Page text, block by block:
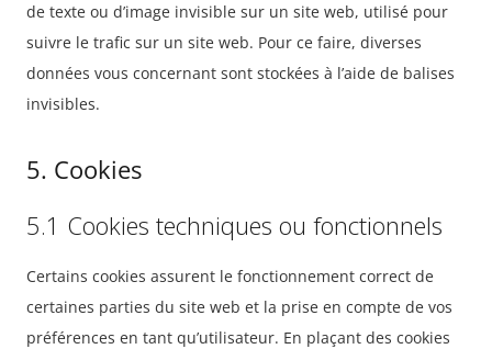
de texte ou d’image invisible sur un site web, utilisé pour
suivre le trafic sur un site web. Pour ce faire, diverses
données vous concernant sont stockées à l’aide de balises
invisibles.
5. Cookies
5.1 Cookies techniques ou fonctionnels
Certains cookies assurent le fonctionnement correct de
certaines parties du site web et la prise en compte de vos
préférences en tant qu’utilisateur. En plaçant des cookies